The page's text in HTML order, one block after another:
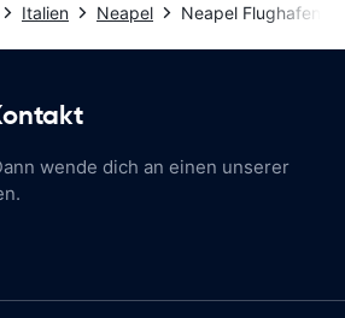
Italien Neapel Neapel Flughafen
wende dich an einen unserer